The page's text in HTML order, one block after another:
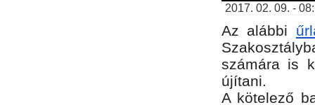
2017. 02. 09. -
Az alábbi
számára is
újítani.
​A kötelező